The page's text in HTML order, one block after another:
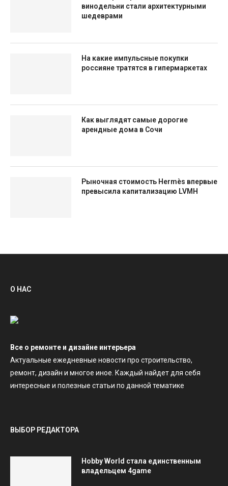
винодельни стали архитектурными
шедеврами
На какие импульсные покупки
россияне тратятся в гипермаркетах
Как выглядят самые дорогие
арендные дома в Сочи
Рыночная стоимость Hermès впервые
превысила капитализацию LVMH
О НАС
Все о ремонте и дизайне интерьера
Актуальные ежедневные новости про строительство,
ремонт, дизайн и многое иное. Каждый найдет для себя
интересные и полезные статьи по данной тематике
ВЫБОР РЕДАКТОРА
Hobby World стала единственным
владельцем 4game